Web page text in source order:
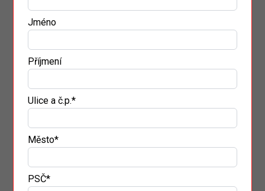
Jméno
Příjmení
Ulice a č.p.*
Město*
PSČ*